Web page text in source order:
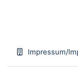
Impressum/